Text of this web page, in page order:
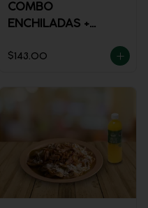
COMBO
ENCHILADAS +
$143.00